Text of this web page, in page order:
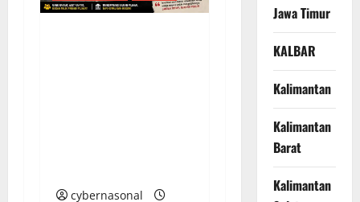
cybernasonal
Jawa Timur
KALBAR
Kalimantan
Kalimantan
Barat
Kalimantan